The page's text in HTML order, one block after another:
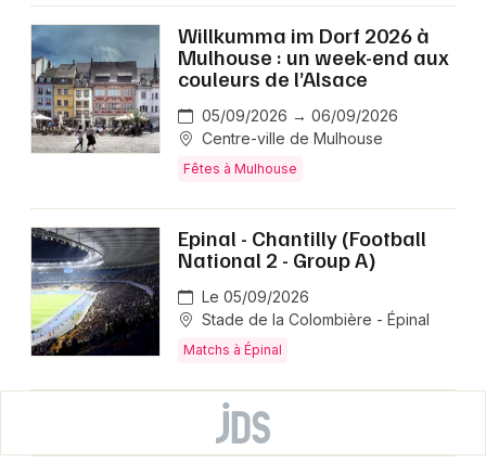
Willkumma im Dorf 2026 à
Mulhouse : un week-end aux
couleurs de l’Alsace
05/09/2026 → 06/09/2026
Centre-ville de Mulhouse
Fêtes à Mulhouse
Epinal - Chantilly (Football
National 2 - Group A)
Le 05/09/2026
Stade de la Colombière - Épinal
Matchs à Épinal